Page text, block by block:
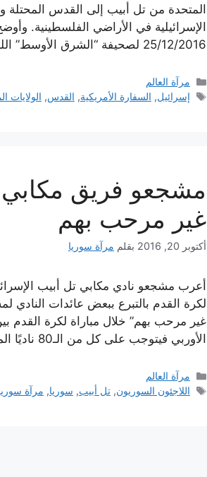
المتحدة من تل أبيب إلى القدس
الإسرائيلية في الأراضي الفلسطينية.
25/12/2016 لصحيفة “الشرق الأوسط” اللندنية أن الرئيس الأميركي المنتخب دونالد ترامب …
التصنيفات
مرآة العالم
الوسوم
إسرائيل, السفارة الأمريكية, القدس, الولايات
مشجعو فريق مكابي
غير مرحب بهم
أكتوبر 20, 2016 بقلم مرآة سوريا
أعرب مشجعو نادي مكابي تل أبيب
لكرة القدم بالتبرع ببعض عائدات النادي
غير مرحب بهم” خلال مباراة لكرة القدم
الأوربي فيتوجب على كل من الـ80 ناديًا المتنافسين …
التصنيفات
مرآة العالم
الوسوم
اللاجئون السوريون,تل أبيب, سوريا, مرآة